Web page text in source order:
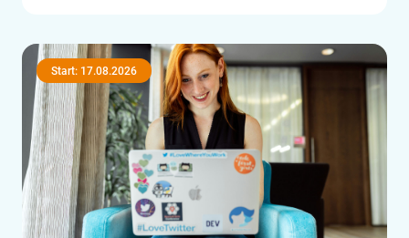
Start: 17.08.2026